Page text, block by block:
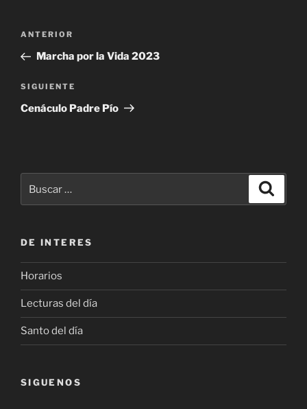
Navegación
entradas
Entrada
anterior:
ANTERIOR
Marcha por la Vida 2023
Siguiente
entrada
SIGUIENTE
Cenáculo Padre Pío
por:
DE INTERES
Horarios
Lecturas del día
Santo del día
SIGUENOS